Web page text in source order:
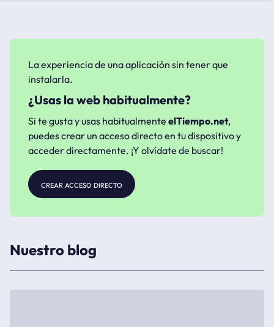
La experiencia de una aplicación sin tener que
instalarla.
¿Usas la web habitualmente?
Si te gusta y usas habitualmente elTiempo.net,
puedes crear un acceso directo en tu dispositivo y
acceder directamente. ¡Y olvídate de buscar!
crear acceso directo
Nuestro blog